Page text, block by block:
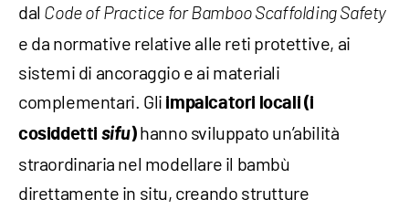
dal Code of Practice for Bamboo Scaffolding Safety
e da normative relative alle reti protettive, ai
sistemi di ancoraggio e ai materiali
complementari. Gli impalcatori locali (i
cosiddetti sifu)hanno sviluppato un’abilità
straordinaria nel modellare il bambù
direttamente in situ, creando strutture